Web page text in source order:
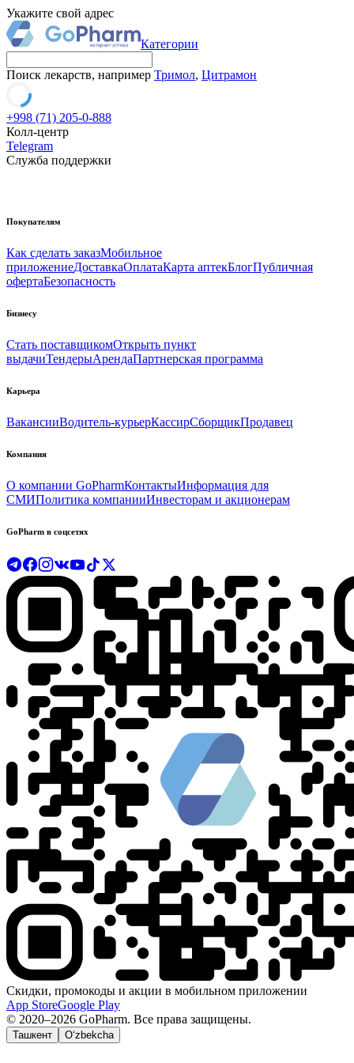
Укажите свой адрес
Категории
Поиск лекарств, например Тримол, Цитрамон
+998 (71) 205-0-888
Колл-центр
Telegram
Служба поддержки
Покупателям
Как сделать заказМобильное
приложениеДоставкаОплатаКарта аптекБлогПубличная
офертаБезопасность
Бизнесу
Стать поставщикомОткрыть пункт
выдачиТендерыАрендаПартнерская программа
Карьера
ВакансииВодитель-курьерКассирСборщикПродавец
Компания
О компании GoPharmКонтактыИнформация для
СМИПолитика компанииИнвесторам и акционерам
GoPharm в соцсетях
Скидки, промокоды и акции в мобильном приложении
App StoreGoogle Play
© 2020–2026 GoPharm. Все права защищены.
Ташкент O‘zbekcha